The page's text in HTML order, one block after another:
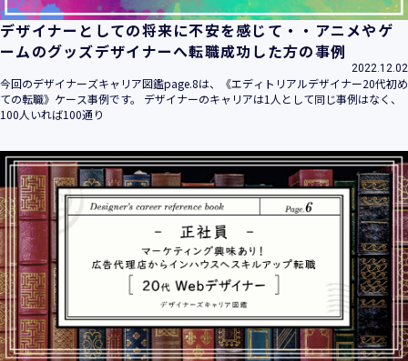
デザイナーとしての将来に不安を感じて・・アニメやゲ
ームのグッズデザイナーへ転職成功した方の事例
2022.12.02
今回のデザイナーズキャリア図鑑page.8は、《エディトリアルデザイナー20代初め
ての転職》ケース事例です。 デザイナーのキャリアは1人として同じ事例はなく、
100人いれば100通り